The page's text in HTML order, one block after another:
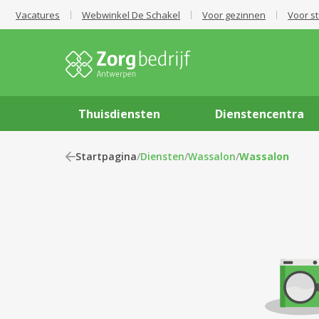
Vacatures Webwinkel De Schakel Voor gezinnen Voor
Thuisdiensten Dienstencentra
Startpagina/Diensten/Wassalon/Wassalon